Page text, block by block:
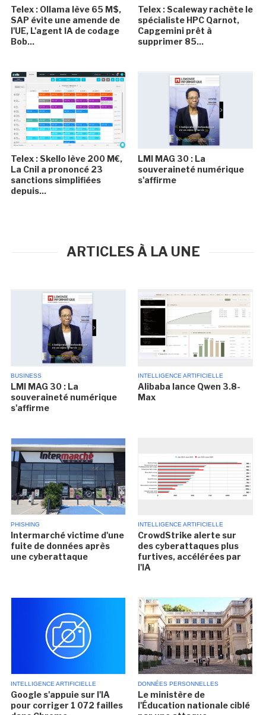
Telex : Ollama lève 65 M$,
SAP évite une amende de
l'UE, L'agent IA de codage
Bob...
Telex : Scaleway rachète le
spécialiste HPC Qarnot,
Capgemini prêt à
supprimer 85...
Telex : Skello lève 200 M€,
La Cnil a prononcé 23
sanctions simplifiées
depuis...
LMI MAG 30 : La
souveraineté numérique
s'affirme
ARTICLES À LA UNE
BUSINESS
LMI MAG 30 : La
souveraineté numérique
s'affirme
INTELLIGENCE ARTIFICIELLE
Alibaba lance Qwen 3.8-
Max
PHISHING
Intermarché victime d'une
fuite de données après
une cyberattaque
INTELLIGENCE ARTIFICIELLE
CrowdStrike alerte sur
des cyberattaques plus
furtives, accélérées par
l'IA
INTELLIGENCE ARTIFICIELLE
Google s'appuie sur l'IA
pour corriger 1 072 failles
DONNÉES PERSONNELLES
Le ministère de
l'Éducation nationale ciblé